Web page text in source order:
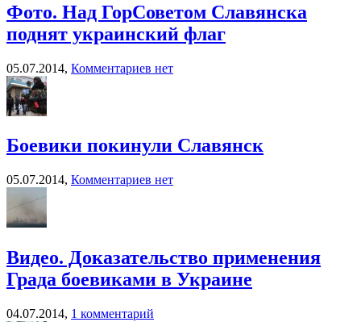
Фото. Над ГорСоветом Славянска
поднят украинский флаг
05.07.2014, Комментариев нет
Боевики покинули Славянск
05.07.2014, Комментариев нет
Видео. Доказательство применения
Града боевиками в Украине
04.07.2014, 1 комментарий